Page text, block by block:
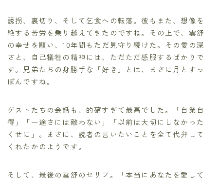
誘拐、裏切り、そして乞食への転落。彼もまた、想像を
絶する苦労を乗り越えてきたのですね。その上で、雲舒
の幸せを願い、10年間もただ見守り続けた。その愛の深
さと、自己犠牲の精神には、ただただ感服するばかりで
す。兄弟たちの身勝手な「好き」とは、まさに月とすっ
ぽんですね。
ゲストたちの会話も、的確すぎて最高でした。「自業自
得」「一途さには敵わない」「以前は大切にしなかった
くせに」。まさに、読者の言いたいことを全て代弁して
くれたかのようです。
そして、最後の雲舒のセリフ。「本当にあなたを愛して